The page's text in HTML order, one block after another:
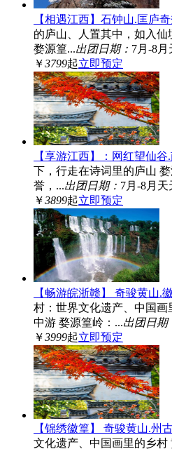
【相遇江西】石钟山.匡庐
的庐山、人置其中，如入
婺源篁...出团日期： 7月-8月
￥3799起立即预定
【享游江西】：网红望仙
下，行走在诗词里的庐山
誉，...出团日期： 7月-8月天
￥3899起立即预定
【畅游皖浙赣】 奇骏黄山.
村：世界文化遗产、中国
中游 婺源篁岭：...出团日期
￥3999起立即预定
【锦绣徽篁】 奇骏黄山.州
文化遗产、中国画里的乡